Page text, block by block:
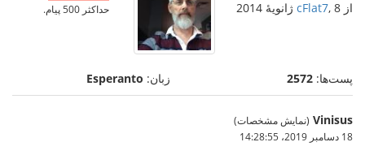
حداکثر 500 پیام. از cFlat7, 8 ژانویهٔ 2014
پست‌ها: 2572 زبان: Esperanto
Vinisus (نمایش مشخصات)
18 دسامبر 2019،‏ 14:28:55